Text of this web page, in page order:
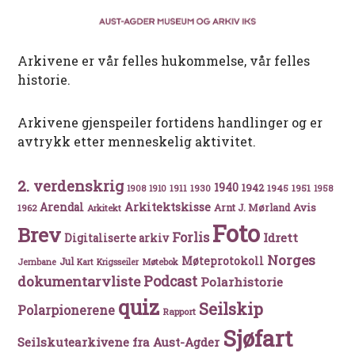
Arkivene er vår felles hukommelse, vår felles
historie.
Arkivene gjenspeiler fortidens handlinger og er
avtrykk etter menneskelig aktivitet.
2. verdenskrig 1908 1910 1911 1930 1940 1942 1945 1951 1958
1962 Arendal Arkitekt Arkitektskisse Arnt J. Mørland Avis
Brev Digitaliserte arkiv Forlis Foto Idrett
Jernbane Jul Kart Krigsseiler Møtebok Møteprotokoll Norges
dokumentarvlistePodcast Polarhistorie
Polarpionerene quiz Rapport Seilskip
Seilskutearkivene fra Aust-Agder Sjøfart